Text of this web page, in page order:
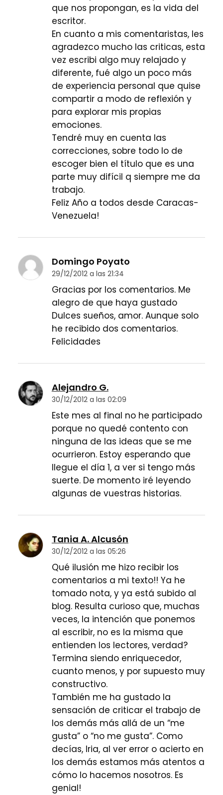
que nos propongan, es la vida del
escritor.
En cuanto a mis comentaristas, les
agradezco mucho las criticas, esta
vez escribi algo muy relajado y
diferente, fué algo un poco más
de experiencia personal que quise
compartir a modo de reflexión y
para explorar mis propias
emociones.
Tendré muy en cuenta las
correcciones, sobre todo lo de
escoger bien el título que es una
parte muy difícil q siempre me da
trabajo.
Feliz Año a todos desde Caracas-
Venezuela!
Domingo Poyato
29/12/2012 a las 21:34
Gracias por los comentarios. Me
alegro de que haya gustado
Dulces sueños, amor. Aunque solo
he recibido dos comentarios.
Felicidades
Alejandro G.
30/12/2012 a las 02:09
Este mes al final no he participado
porque no quedé contento con
ninguna de las ideas que se me
ocurrieron. Estoy esperando que
llegue el día 1, a ver si tengo más
suerte. De momento iré leyendo
algunas de vuestras historias.
Tania A. Alcusón
30/12/2012 a las 05:26
Qué ilusión me hizo recibir los
comentarios a mi texto!! Ya he
tomado nota, y ya está subido al
blog. Resulta curioso que, muchas
veces, la intención que ponemos
al escribir, no es la misma que
entienden los lectores, verdad?
Termina siendo enriquecedor,
cuanto menos, y por supuesto muy
constructivo.
También me ha gustado la
sensación de criticar el trabajo de
los demás más allá de un “me
gusta” o “no me gusta”. Como
decías, Iria, al ver error o acierto en
los demás estamos más atentos a
cómo lo hacemos nosotros. Es
genial!